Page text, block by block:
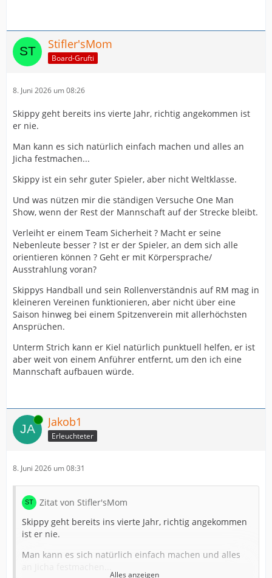
Stifler'sMom
Board-Grufti
8. Juni 2026 um 08:26
Skippy geht bereits ins vierte Jahr, richtig angekommen ist
er nie.
Man kann es sich natürlich einfach machen und alles an
Jicha festmachen...
Skippy ist ein sehr guter Spieler, aber nicht Weltklasse.
Und was nützen mir die ständigen Versuche One Man
Show, wenn der Rest der Mannschaft auf der Strecke bleibt.
Verleiht er einem Team Sicherheit ? Macht er seine
Nebenleute besser ? Ist er der Spieler, an dem sich alle
orientieren können ? Geht er mit Körpersprache/
Ausstrahlung voran?
Skippys Handball und sein Rollenverständnis auf RM mag in
kleineren Vereinen funktionieren, aber nicht über eine
Saison hinweg bei einem Spitzenverein mit allerhöchsten
Ansprüchen.
Unterm Strich kann er Kiel natürlich punktuell helfen, er ist
aber weit von einem Anführer entfernt, um den ich eine
Mannschaft aufbauen würde.
Online Jakob1
Erleuchteter
8. Juni 2026 um 08:31
Zitat von Stifler'sMom
Skippy geht bereits ins vierte Jahr, richtig angekommen
ist er nie.
Man kann es sich natürlich einfach machen und alles
Alles anzeigen